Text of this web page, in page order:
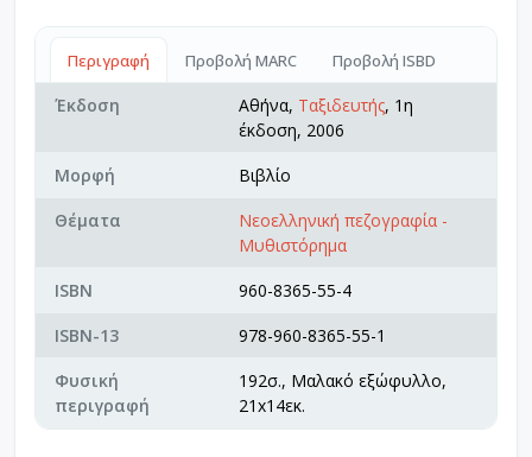
Περιγραφή Προβολή MARC Προβολή ISBD
Έκδοση Αθήνα, Ταξιδευτής, 1η
έκδοση, 2006
Μορφή
Βιβλίο
Θέματα
Νεοελληνική πεζογραφία -
Μυθιστόρημα
ISBN
960-8365-55-4
ISBN-13
978-960-8365-55-1
Φυσική
περιγραφή
192σ., Μαλακό εξώφυλλο,
21x14εκ.